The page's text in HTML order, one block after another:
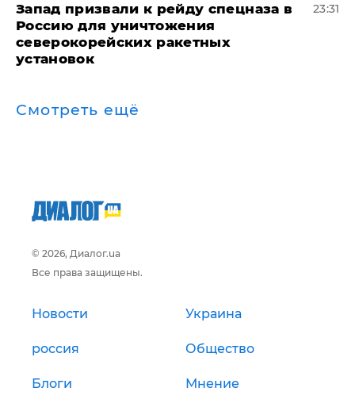
Запад призвали к рейду спецназа в
Россию для уничтожения
северокорейских ракетных
установок
23:31
Смотреть ещё
© 2026, Диалог.ua
Все права защищены.
Новости Украина
россия Общество
Блоги Мнение